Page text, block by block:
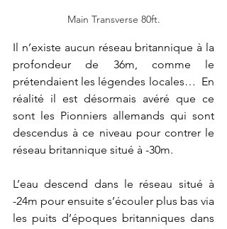
Main Transverse 80ft.
Il n’existe aucun réseau britannique à la
profondeur de 36m, comme le
prétendaient les légendes locales…  En
réalité il est désormais avéré que ce
sont les Pionniers allemands qui sont
descendus à ce niveau pour contrer le
réseau britannique situé à -30m.
L’eau descend dans le réseau situé à
-24m pour ensuite s’écouler plus bas via
les puits d’époques britanniques dans